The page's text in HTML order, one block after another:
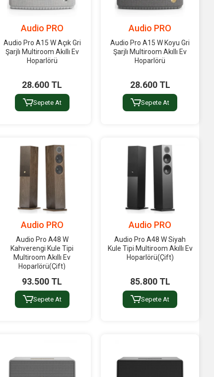
Audio PRO
Audio Pro A15 W Açık Gri
Şarjlı Multiroom Akıllı Ev
Hoparlörü
28.600 TL
Sepete At
Audio PRO
Audio Pro A15 W Koyu Gri
Şarjlı Multiroom Akıllı Ev
Hoparlörü
28.600 TL
Sepete At
Audio PRO
Audio Pro A48 W
Kahverengi Kule Tipi
Multiroom Akıllı Ev
Hoparlörü(Çift)
93.500 TL
Sepete At
Audio PRO
Audio Pro A48 W Siyah
Kule Tipi Multiroom Akıllı Ev
Hoparlörü(Çift)
85.800 TL
Sepete At